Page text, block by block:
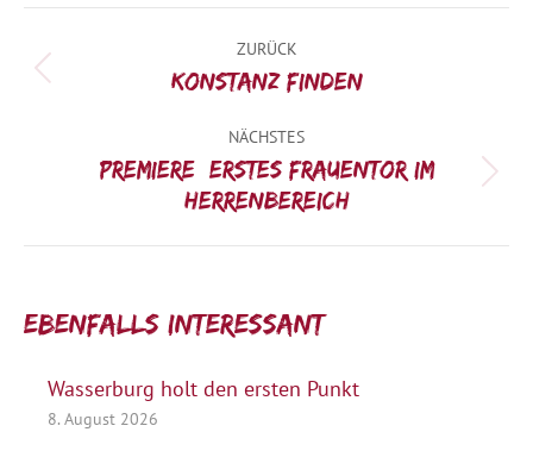
ZURÜCK
Vorheriger
Konstanz finden
NÄCHSTES
Nächster
Beitrag:
Premiere: Erstes Frauentor im
Herrenbereich
Ebenfalls interessant:
Wasserburg holt den ersten Punkt
8. August 2026